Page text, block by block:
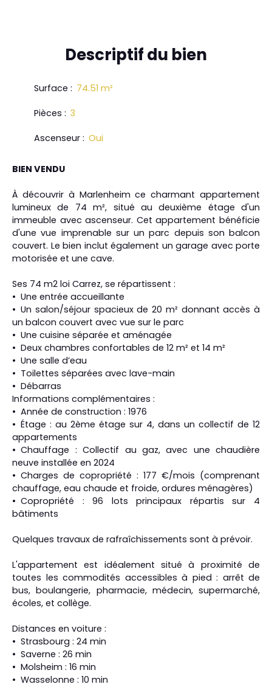
Descriptifdu bien
Surface : 74.51 m²
Pièces : 3
Ascenseur : Oui
BIEN VENDU
À découvrir à Marlenheim ce charmant appartement
lumineux de 74 m², situé au deuxième étage d'un
immeuble avec ascenseur. Cet appartement bénéficie
d'une vue imprenable sur un parc depuis son balcon
couvert. Le bien inclut également un garage avec porte
motorisée et une cave.
Ses 74 m2 loi Carrez, se répartissent :
Une entrée accueillante
Un salon/séjour spacieux de 20 m² donnant accès à
un balcon couvert avec vue sur le parc
Une cuisine séparée et aménagée
Deux chambres confortables de 12 m² et 14 m²
Une salle d’eau
Toilettes séparées avec lave-main
Débarras
Informations complémentaires :
Année de construction : 1976
Étage : au 2ème étage sur 4, dans un collectif de 12
appartements
Chauffage : Collectif au gaz, avec une chaudière
neuve installée en 2024
Charges de copropriété : 177 €/mois (comprenant
chauffage, eau chaude et froide, ordures ménagères)
Copropriété : 96 lots principaux répartis sur 4
bâtiments
Quelques travaux de rafraîchissements sont à prévoir.
L'appartement est idéalement situé à proximité de
toutes les commodités accessibles à pied : arrêt de
bus, boulangerie, pharmacie, médecin, supermarché,
écoles, et collège.
Distances en voiture :
Strasbourg : 24 min
Saverne : 26 min
Molsheim : 16 min
Wasselonne : 10 min